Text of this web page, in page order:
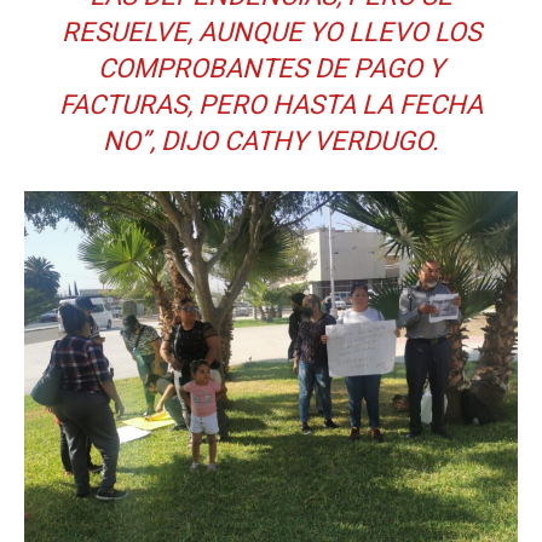
RESUELVE, AUNQUE YO LLEVO LOS
COMPROBANTES DE PAGO Y
FACTURAS, PERO HASTA LA FECHA
NO”, DIJO CATHY VERDUGO.